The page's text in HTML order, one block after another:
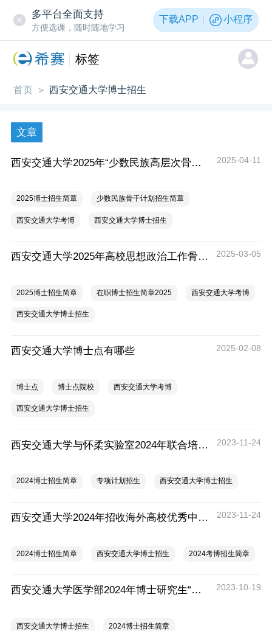
多平台全面支持
方便选课，随时随地学习
下载APP 小程序
标签
首页 > 西安交通大学博士招生
文章
西安交通大学2025年“少数民族高层次骨干人才博士研究生招生计划”招生简章 2025-04-11
2025博士招生简章 少数民族骨干计划招生简章
西安交通大学考博 西安交通大学博士招生
西安交通大学2025年高校思想政治工作骨干在职攻读博士学位专项计划招生简章 2025-03-05
2025博士招生简章 在职博士招生简章2025 西安交通大学考博
西安交通大学博士招生
西安交通大学博士点有哪些 2025-02-08
博士点 博士点院校 西安交通大学考博
西安交通大学博士招生
西安交通大学与怀柔实验室2024年联合培养博士生专项招生简章 2023-11-24
2024博士招生简章 专项计划招生 西安交通大学博士招生
西安交通大学2024年招收海外高校优秀中国籍本科毕业生直接攻读博士学位招生简章 2023-11-24
2024博士招生简章 西安交通大学博士招生 2024考博招生简章
西安交通大学医学部2024年博士研究生“申请-考核”制实施细则 2023-10-19
西安交通大学博士招生 2024博士招生简章